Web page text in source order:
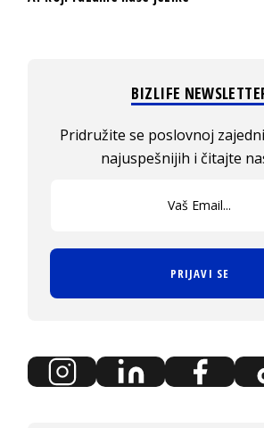
BIZLIFE
Pridružite se poslovnoj
najuspešnijih i čitajte
PRIJAVI SE